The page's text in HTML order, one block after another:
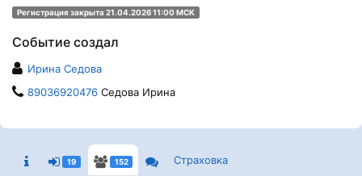
Регистрация закрыта 21.04.2026 11:00 МСК
Событие создал
Ирина Седова
89036920476 Седова Ирина
19 152 Страховка